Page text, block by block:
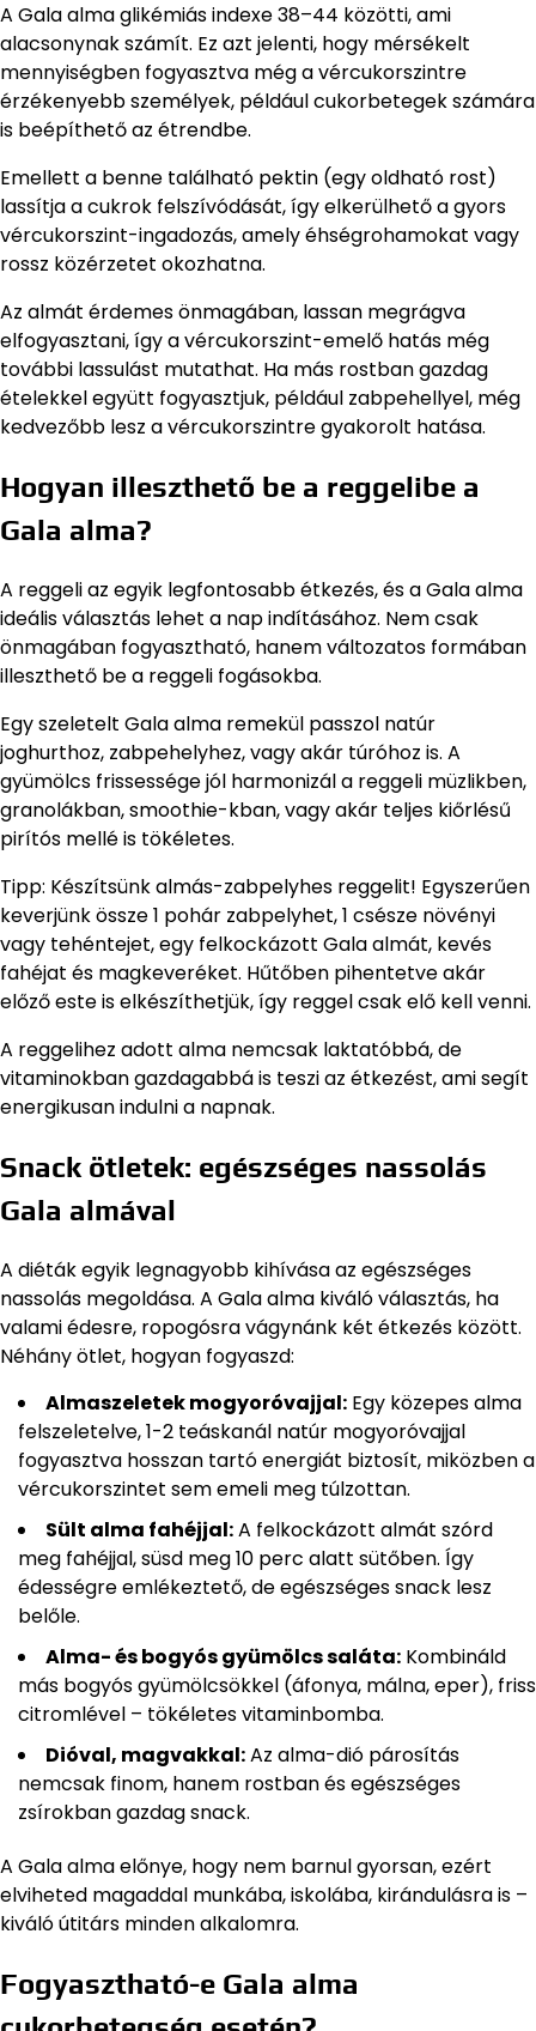
A Gala alma glikémiás indexe 38–44 közötti, ami
alacsonynak számít. Ez azt jelenti, hogy mérsékelt
mennyiségben fogyasztva még a vércukorszintre
érzékenyebb személyek, például cukorbetegek számára
is beépíthető az étrendbe.
Emellett a benne található pektin (egy oldható rost)
lassítja a cukrok felszívódását, így elkerülhető a gyors
vércukorszint-ingadozás, amely éhségrohamokat vagy
rossz közérzetet okozhatna.
Az almát érdemes önmagában, lassan megrágva
elfogyasztani, így a vércukorszint-emelő hatás még
további lassulást mutathat. Ha más rostban gazdag
ételekkel együtt fogyasztjuk, például zabpehellyel, még
kedvezőbb lesz a vércukorszintre gyakorolt hatása.
Hogyan illeszthető be a reggelibe a
Gala alma?
A reggeli az egyik legfontosabb étkezés, és a Gala alma
ideális választás lehet a nap indításához. Nem csak
önmagában fogyasztható, hanem változatos formában
illeszthető be a reggeli fogásokba.
Egy szeletelt Gala alma remekül passzol natúr
joghurthoz, zabpehelyhez, vagy akár túróhoz is. A
gyümölcs frissessége jól harmonizál a reggeli müzlikben,
granolákban, smoothie-kban, vagy akár teljes kiőrlésű
pirítós mellé is tökéletes.
Tipp: Készítsünk almás-zabpelyhes reggelit! Egyszerűen
keverjünk össze 1 pohár zabpelyhet, 1 csésze növényi
vagy tehéntejet, egy felkockázott Gala almát, kevés
fahéjat és magkeveréket. Hűtőben pihentetve akár
előző este is elkészíthetjük, így reggel csak elő kell venni.
A reggelihez adott alma nemcsak laktatóbbá, de
vitaminokban gazdagabbá is teszi az étkezést, ami segít
energikusan indulni a napnak.
Snack ötletek: egészséges nassolás
Gala almával
A diéták egyik legnagyobb kihívása az egészséges
nassolás megoldása. A Gala alma kiváló választás, ha
valami édesre, ropogósra vágynánk két étkezés között.
Néhány ötlet, hogyan fogyaszd:
Almaszeletek mogyoróvajjal: Egy közepes alma
felszeletelve, 1-2 teáskanál natúr mogyoróvajjal
fogyasztva hosszan tartó energiát biztosít, miközben a
vércukorszintet sem emeli meg túlzottan.
Sült alma fahéjjal:A felkockázott almát szórd
meg fahéjjal, süsd meg 10 perc alatt sütőben. Így
édességre emlékeztető, de egészséges snack lesz
belőle.
Alma- és bogyós gyümölcs saláta: Kombináld
más bogyós gyümölcsökkel (áfonya, málna, eper), friss
citromlével – tökéletes vitaminbomba.
Dióval, magvakkal:Az alma-dió párosítás
nemcsak finom, hanem rostban és egészséges
zsírokban gazdag snack.
A Gala alma előnye, hogy nem barnul gyorsan, ezért
elviheted magaddal munkába, iskolába, kirándulásra is –
kiváló útitárs minden alkalomra.
Fogyasztható-e Gala alma